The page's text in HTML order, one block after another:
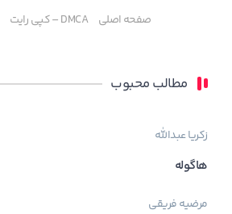
صفحه اصلی DMCA – کپی رایت
مطالب محبوب
زکریا عبدالله
هاگوله
مرضیه فریقی